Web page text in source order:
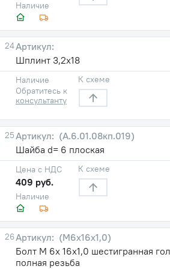
Наличие
24
Шплинт 3,2х18
Наличие
Обратитесь к
консультанту
К схеме
25
(А.6.01.08кп.019)
Шайба d= 6 плоская
Наличие
Цена с НДС
409 руб.
К схеме
26
(М6х16х1,0)
Болт М 6х 16х1,0 шестигранная
полная резьба